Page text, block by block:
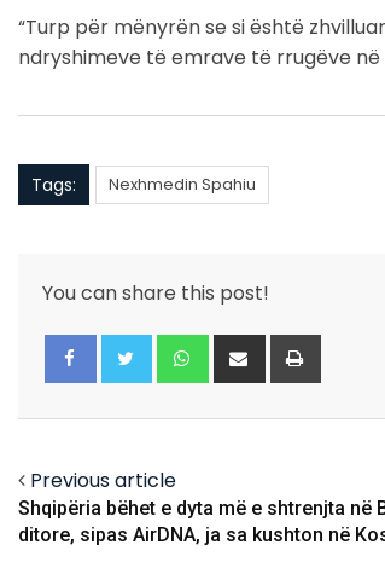
“Turp për mënyrën se si është
ndryshimeve të emrave të rrugëve
Tags: Nexhmedin Spahiu
You can share this post!
Whatsapp
Share
via
Previous article
Shqipëria bëhet e dyta më e shtrenjta në
ditore, sipas AirDNA, ja sa kushton në